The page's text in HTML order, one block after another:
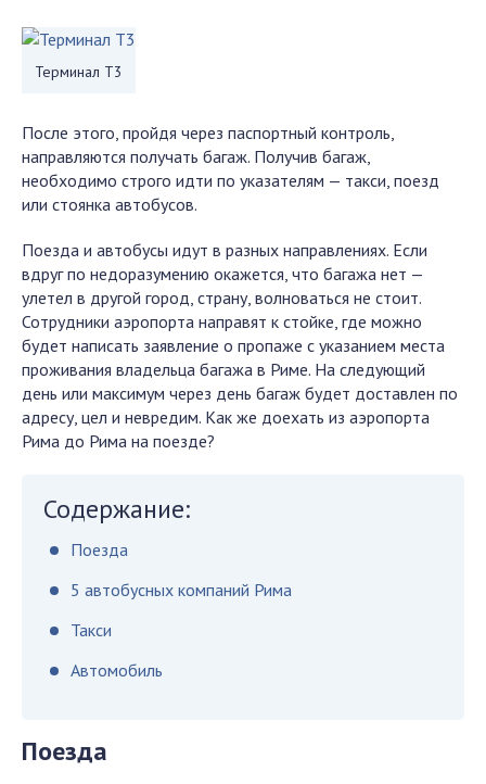
Терминал Т3
После этого, пройдя через паспортный контроль,
направляются получать багаж. Получив багаж,
необходимо строго идти по указателям — такси, поезд
или стоянка автобусов.
Поезда и автобусы идут в разных направлениях. Если
вдруг по недоразумению окажется, что багажа нет —
улетел в другой город, страну, волноваться не стоит.
Сотрудники аэропорта направят к стойке, где можно
будет написать заявление о пропаже с указанием места
проживания владельца багажа в Риме. На следующий
день или максимум через день багаж будет доставлен по
адресу, цел и невредим. Как же доехать из аэропорта
Рима до Рима на поезде?
Содержание:
Поезда
5 автобусных компаний Рима
Такси
Автомобиль
Поезда